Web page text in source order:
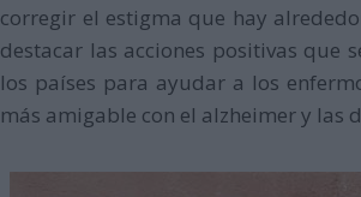
corregir el estigma que hay
destacar las acciones positivas que
los países para ayudar a los
más amigable con el alzheimer y las